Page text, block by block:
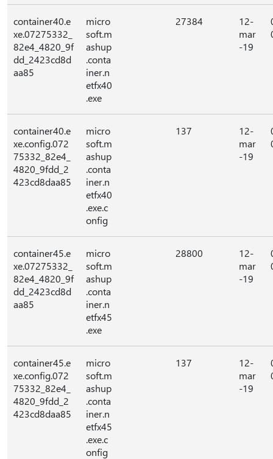
container40.e
xe.07275332_
82e4_4820_9f
dd_2423cd8d
aa85
micro
soft.m
ashup
.conta
iner.n
etfx40
.exe
27384
12-
mar
-19
container40.e
xe.config.072
75332_82e4_
4820_9fdd_2
423cd8daa85
micro
soft.m
ashup
.conta
iner.n
etfx40
.exe.c
onfig
137
12-
mar
-19
container45.e
xe.07275332_
82e4_4820_9f
dd_2423cd8d
aa85
micro
soft.m
ashup
.conta
iner.n
etfx45
.exe
28800
12-
mar
-19
container45.e
xe.config.072
75332_82e4_
4820_9fdd_2
423cd8daa85
micro
soft.m
ashup
.conta
iner.n
etfx45
.exe.c
onfig
137
12-
mar
-19